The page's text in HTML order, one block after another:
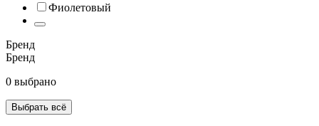
Фиолетовый
Бренд
Бренд
0 выбрано
Выбрать всё